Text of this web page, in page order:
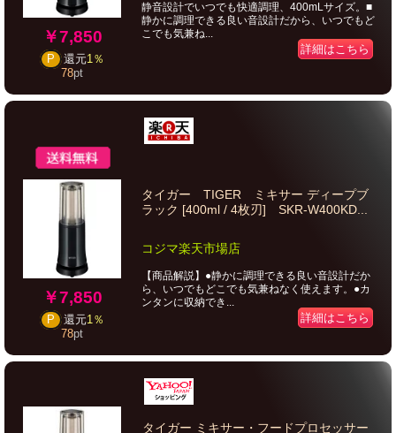
￥7,850
P 還元1％
78pt
静音設計でいつでも快適調理、400mLサイズ。■
静かに調理できる良い音設計だから、いつでもど
こでも気兼ね...
詳細はこちら
￥7,850
P 還元1％
78pt
タイガー TIGER ミキサー ディープブ
ラック [400ml / 4枚刃] SKR-W400KD...
コジマ楽天市場店
【商品解説】●静かに調理できる良い音設計だか
ら、いつでもどこでも気兼ねなく使えます。●カ
ンタンに収納でき...
詳細はこちら
タイガー ミキサー・フードプロセッサー